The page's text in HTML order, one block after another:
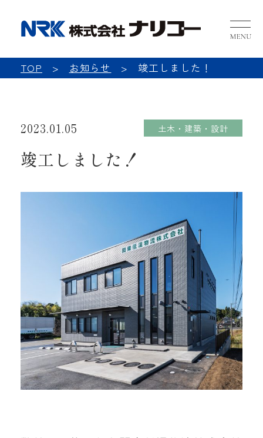
NRK
TOP お知らせ 竣工しました！
2023.01.05 土木・建築・設計
竣工しました！